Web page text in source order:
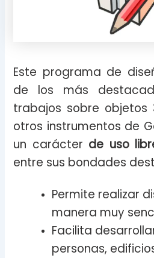
Este programa de
de los más
trabajos sobre objetos
otros instrumentos de
un carácter de uso
entre sus bondades
Permite realizar
manera muy
Facilita
personas,